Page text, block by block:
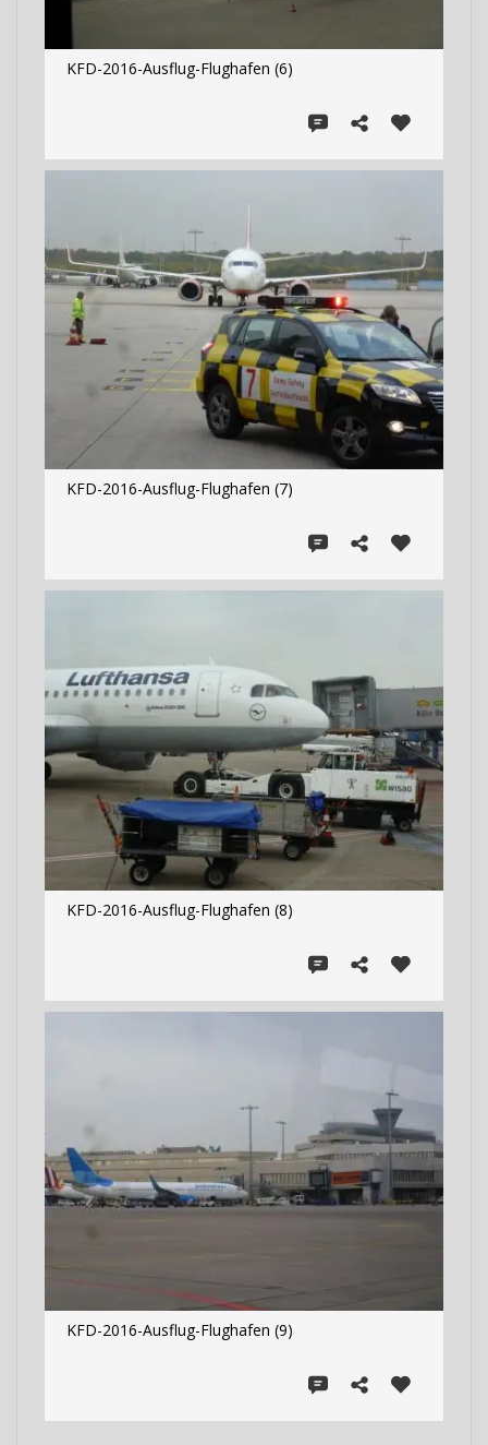
KFD-2016-Ausflug-Flughafen (6)
KFD-2016-Ausflug-Flughafen (7)
KFD-2016-Ausflug-Flughafen (8)
KFD-2016-Ausflug-Flughafen (9)